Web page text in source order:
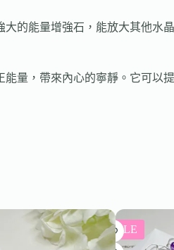
的能量增強石，能放大其他水
量，帶來內心的寧靜。它可以
SALE